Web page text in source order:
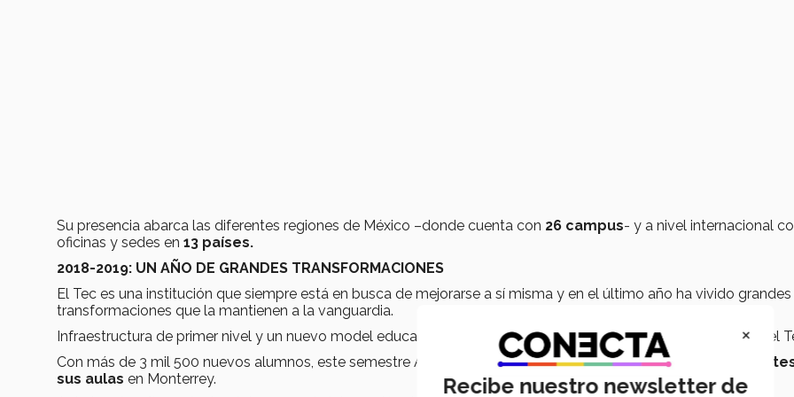
Su presencia abarca las diferentes regiones de México –donde cuenta con 26 campus- y a nivel internacional
oficinas y sedes en 13 países.
2018-2019: UN AÑO DE GRANDES TRANSFORMACIONES
El Tec es una institución que siempre está en busca de mejorarse a sí misma y en el último año ha vivido grandes
transformaciones que la mantienen a la vanguardia.
Infraestructura de primer nivel y un nuevo model educativo en marcha, el 2019 ha sido clave para la historia del
Con más de 3 mil 500 nuevos alumnos, este semestre Agosto-Diciembre 2019 suma ya23 mil 800
sus aulas en Monterrey.
×
Recibe nuestro newsletter de